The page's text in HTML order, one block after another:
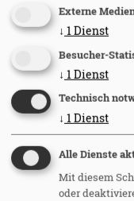
Autovermietung,
man da alles
Kreditkarte. Und
Weiterlesen
Externe
↓ 1 Dienst
Besucher-
↓ 1 Dienst
Technisch
↓ 1Dienst
Alle Dienste
Mit diesem
oder